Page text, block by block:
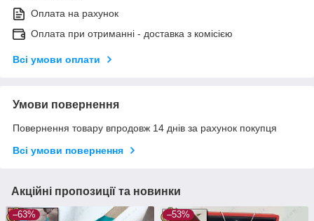
Оплата на рахунок
Оплата при отриманні - доставка з комісією
Всі умови оплати
Умови повернення
Повернення товару впродовж 14 днів за рахунок покупця
Всі умови повернення
Акційні пропозиції та новинки
–63% –53%